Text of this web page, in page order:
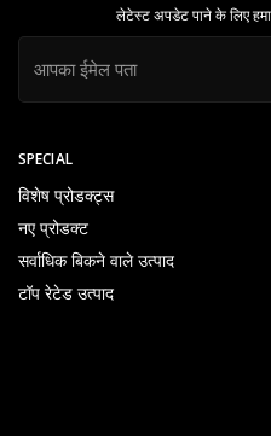
SPECIAL
विशेष प्रोडक्ट्स
नए प्रोडक्ट
सर्वाधिक बिकने वाले उत्पाद
टॉप रेटेड उत्पाद
लेटेस्ट अपडेट पाने के लिए